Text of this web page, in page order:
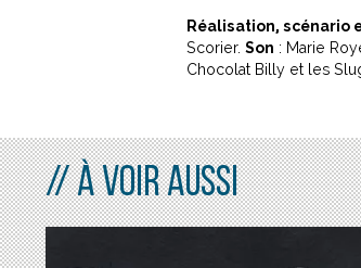
Réalisation, scénario
Scorier. Son : Marie
Chocolat Billy et les
À VOIR AUSSI